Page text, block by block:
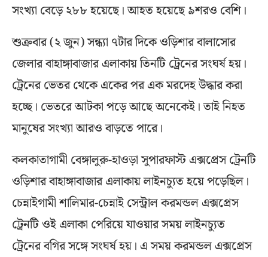
সংখ্যা বেড়ে ২৮৮ হয়েছে। আহত হয়েছে ৯শরও বেশি।
শুক্রবার (২ জুন) সন্ধ্যা ৭টার দিকে ওড়িশার বালাসোর
জেলার বাহাঙ্গাবাজার এলাকায় তিনটি ট্রেনের সংঘর্ষ হয়।
ট্রেনের ভেতর থেকে একের পর এক মরদেহ উদ্ধার করা
হচ্ছে। ভেতরে আটকা পড়ে আছে অনেকেই। তাই নিহত
মানুষের সংখ্যা আরও বাড়তে পারে।
কলকাতাগামী বেঙ্গালুরু-হাওড়া সুপারফাস্ট এক্সপ্রেস ট্রেনটি
ওড়িশার বাহাঙ্গাবাজার এলাকায় লাইনচ্যুত হয়ে পড়েছিল।
চেন্নাইগামী শালিমার-চেন্নাই সেন্ট্রাল করমন্ডল এক্সপ্রেস
ট্রেনটি ওই এলাকা পেরিয়ে যাওয়ার সময় লাইনচ্যুত
ট্রেনের বগির সঙ্গে সংঘর্ষ হয়। এ সময় করমন্ডল এক্সপ্রেস